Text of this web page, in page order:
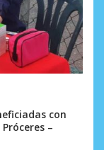
con
–